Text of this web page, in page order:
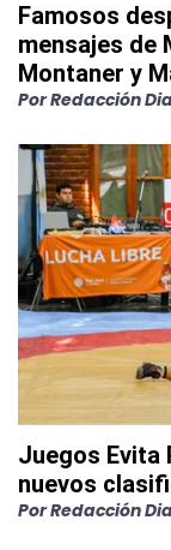
Famosos
mensajes de
Montaner y
PorRedacción
Juegos Evita
nuevos
PorRedacción